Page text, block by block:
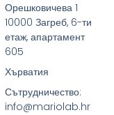
Орешковичева 1
10000 Загреб, 6-ти
етаж, апартамент
605
Хърватия
Сътрудничество:
info@mariolab.hr